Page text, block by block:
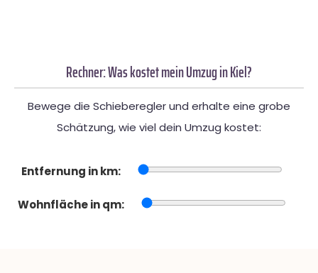
Rechner: Was kostet mein Umzug in Kiel?
Bewege die Schieberegler und erhalte eine grobe
Schätzung, wie viel dein Umzug kostet:
Entfernung in km:
Wohnfläche in qm: